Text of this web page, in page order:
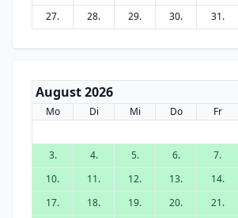
27.
28. 29. 30. 31.
August 2026
Mo Di Mi Do Fr
3.
4. 5. 6. 7.
10.
11. 12. 13. 14.
17.
18. 19. 20. 21.